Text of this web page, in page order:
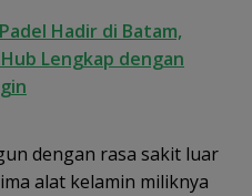
Hadir di Batam,
Lengkap dengan
dengan rasa sakit luar
alat kelamin miliknya